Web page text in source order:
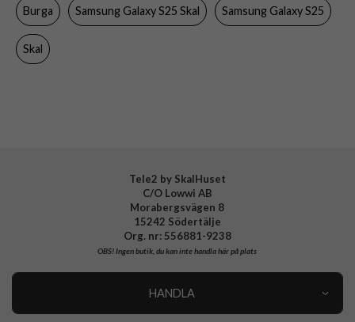
Material Hårdplast (PC), Mjukplast (TPU)
Varumärke
Tillverkarens art nr
Burga Samsung Galaxy S25 Skal Samsung Galaxy S25
Skal
Tele2 by SkalHuset
C/O Lowwi AB
Morabergsvägen 8
15242 Södertälje
Org. nr: 556881-9238
OBS!Ingen butik, du kan inte handla här på plats
HANDLA